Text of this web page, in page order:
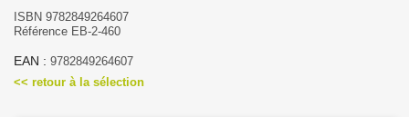
ISBN 9782849264607
Référence EB-2-460
EAN : 9782849264607
<< retour à la sélection